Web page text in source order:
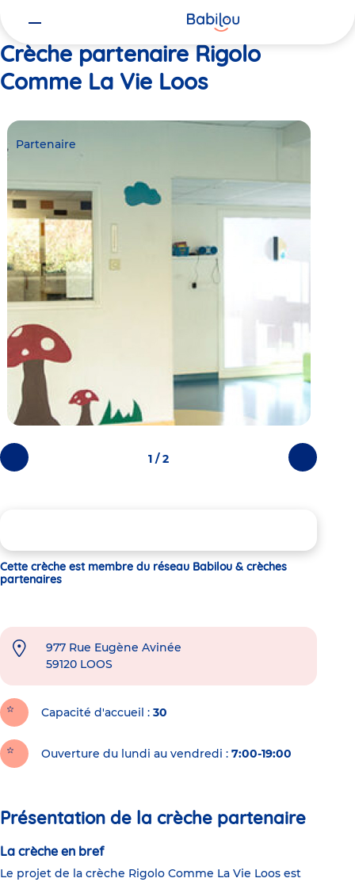
Crèche partenaire Rigolo
Comme La Vie Loos
Photos
précédentes
Photos
suivantes
Partenaire
1 / 2
Cette crèche est membre du réseau Babilou & crèches
partenaires
977 Rue Eugène Avinée
59120 LOOS
Capacité d'accueil 30
Ouverture du lundi au vendredi : 7:00-19:00
Présentation de la crèche partenaire
La crèche en bref
Le projet de la crèche Rigolo Comme La Vie Loos est